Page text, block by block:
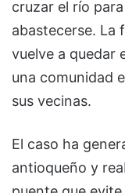
cruzar el río
abastecerse. La
vuelve a quedar
una comunidad
sus vecinas.
El caso ha
antioqueño y